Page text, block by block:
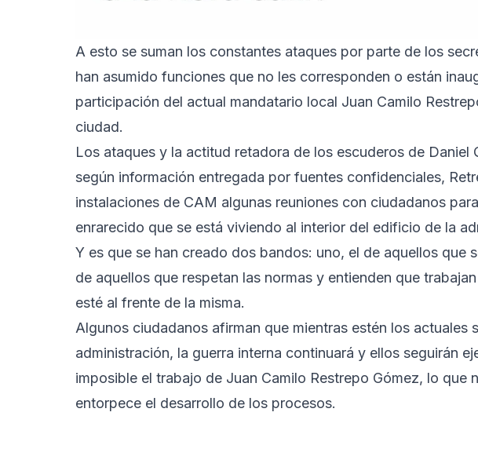
A esto se suman los constantes ataques por parte de los
han asumido funciones que no les corresponden o están
participación del actual mandatario local Juan Camilo
ciudad.
Los ataques y la actitud retadora de los escuderos de Daniel
según información entregada por fuentes confidenciales,
instalaciones de CAM algunas reuniones con ciudadanos
enrarecido que se está viviendo al interior del edificio de la
Y es que se han creado dos bandos: uno, el de aquellos que
de aquellos que respetan las normas y entienden que
esté al frente de la misma.
Algunos ciudadanos afirman que mientras estén los actuales
administración, la guerra interna continuará y ellos seguirán
imposible el trabajo de Juan Camilo Restrepo Gómez, lo que
entorpece el desarrollo de los procesos.